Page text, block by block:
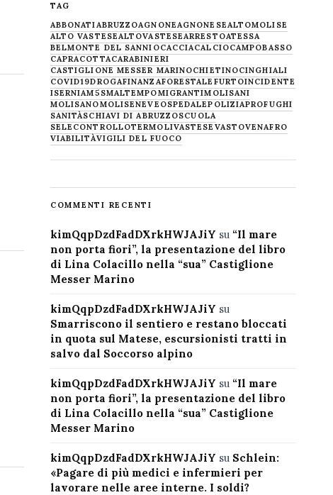
TAG
ABBONATIABRUZZOAGNONEAGNONESEALTOMOLISE
ALTO VASTESEALTOVASTESEARRESTOATESSA
BELMONTE DEL SANNIOCACCIACALCIOCAMPOBASSO
CAPRACOTTACARABINIERI
CASTIGLIONE MESSER MARINOCHIETINOCINGHIALI
COVID19DROGAFINANZAFORESTALE FURTOINCIDENTE
ISERNIAM5SMALTEMPOMIGRANTIMOLISANI
MOLISANOMOLISENEVE OSPEDALEPOLIZIAPROFUGHI
SANITÀSCHIAVI DI ABRUZZOSCUOLA
SELECONTROLLOTERMOLIVASTESE VASTOVENAFRO
VIABILITÀVIGILI DEL FUOCO
COMMENTI RECENTI
kimQqpDzdFadDXrkHWJAJiY su “Il mare
non porta fiori”, la presentazione del libro
di Lina Colacillo nella “sua” Castiglione
Messer Marino
kimQqpDzdFadDXrkHWJAJiY su
Smarriscono il sentiero e restano bloccati
in quota sul Matese, escursionisti tratti in
salvo dal Soccorso alpino
kimQqpDzdFadDXrkHWJAJiY su “Il mare
non porta fiori”, la presentazione del libro
di Lina Colacillo nella “sua” Castiglione
Messer Marino
kimQqpDzdFadDXrkHWJAJiY su Schlein:
«Pagare di più medici e infermieri per
lavorare nelle aree interne. I soldi?